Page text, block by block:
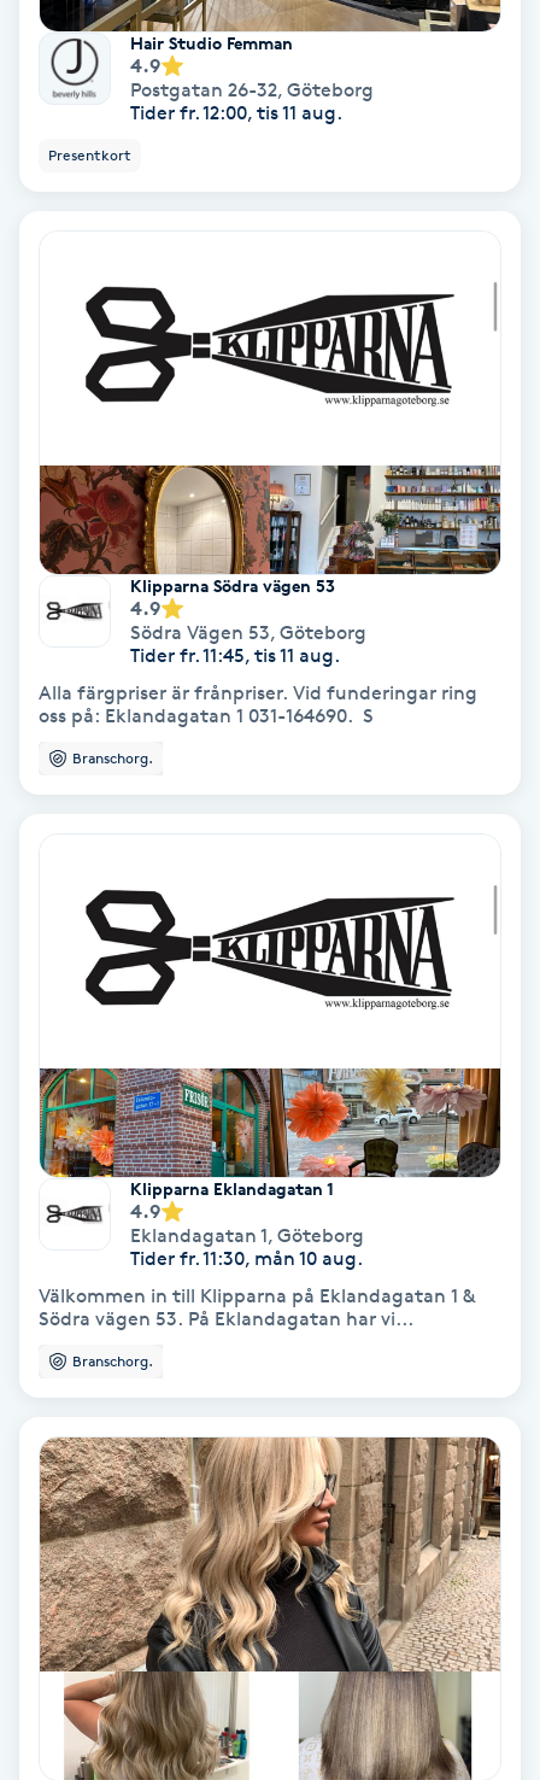
Regndroppsmassage
Reiki
Reikihealing
Restorative Yoga
Ryggmassage
Samtalsterapi
Senioryoga
Shiatsu
Sjukgymnastik
Skalpmassage
Skinbooster
Skoinlägg
Skägg
Skäggfärgning
Skäggklippning
Skäggtrimmning
Skönhet
Slingor
Sockring
Spa
Spa manikyr & pedikyr
Hair Studio Femman
4.9
Postgatan 26-32, Göteborg
Tider fr. 12:00, tis 11 aug.
Presentkort
Klipparna Södra vägen 53
4.9
Södra Vägen 53, Göteborg
Tider fr. 11:45, tis 11 aug.
Alla färgpriser är frånpriser. Vid funderingar ring
oss på: Eklandagatan 1 031-164690. S
Branschorg.
Klipparna Eklandagatan 1
4.9
Eklandagatan 1, Göteborg
Tider fr. 11:30, mån 10 aug.
Välkommen in till Klipparna på Eklandagatan 1 &
Södra vägen 53. På Eklandagatan har vi...
Branschorg.